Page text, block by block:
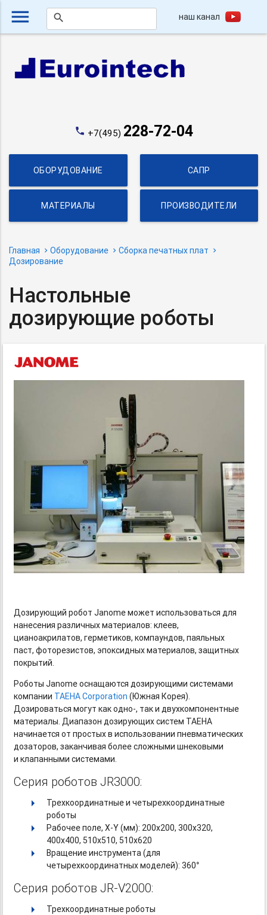
menu search наш канал
phone +7(495) 228-72-04
ОБОРУДОВАНИЕ САПР
МАТЕРИАЛЫ ПРОИЗВОДИТЕЛИ
Главная Оборудование
Сборка печатных плат
Дозирование
Настольные
дозирующие роботы
Дозирующий робот Janome может использоваться для
нанесения различных материалов: клеев,
цианоакрилатов, герметиков, компаундов, паяльных
паст, фоторезистов, эпоксидных материалов, защитных
покрытий.
Роботы Janome оснащаются дозирующими системами
компании TAEHA Corporation (Южная Корея).
Дозироваться могуткак одно-, таки двухкомпонентные
материалы. Диапазон дозирующих систем TAEHA
начинается от простых в использовании пневматических
дозаторов, заканчивая более сложными шнековыми
и клапанными системами.
Серия роботов JR3000:
Трехкоординатные и четырехкоординатные
роботы
Рабочееполе, X-Y (мм): 200x200, 300x320,
400x400, 510x510, 510x620
Вращение инструмента (для
четырехкоординатных моделей): 360°
Серия роботов JR-V2000:
Трехкоординатные роботы